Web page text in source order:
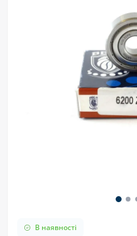
В наявності